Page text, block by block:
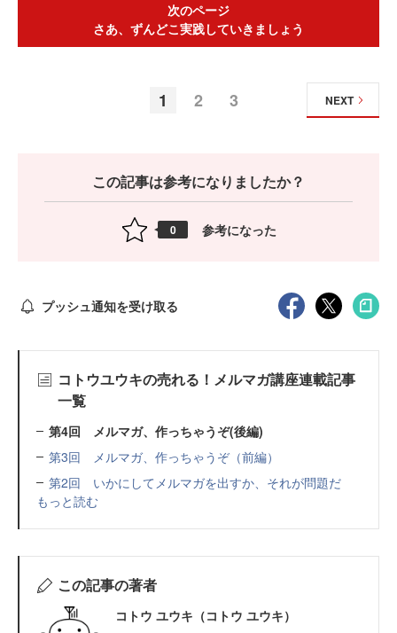
次のページ
さあ、ずんどこ実践していきましょう
1 2 3 NEXT
この記事は参考になりましたか？
0 参考になった
プッシュ通知を受け取る
コトウユウキの売れる！メルマガ講座連載記事
一覧
第4回 メルマガ、作っちゃうぞ(後編)
第3回 メルマガ、作っちゃうぞ（前編）
第2回 いかにしてメルマガを出すか、それが問題だ
もっと読む
この記事の著者
コトウ ユウキ（コトウ ユウキ）